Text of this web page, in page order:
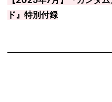
ド』特別付録